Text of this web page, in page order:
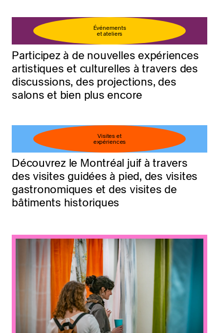
Événements
et ateliers
Participez à de nouvelles expériences
artistiques et culturelles à travers des
discussions, des projections, des
salons et bien plus encore
Visites et
expériences
Découvrez le Montréal juif à travers
des visites guidées à pied, des visites
gastronomiques et des visites de
bâtiments historiques